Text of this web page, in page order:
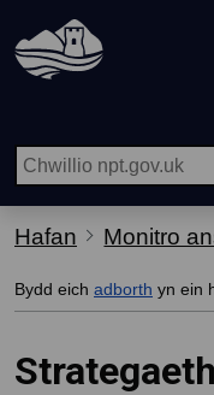
Hepgor gwe-lywio
Hafan Monitro
Bydd eich adborth yn ein